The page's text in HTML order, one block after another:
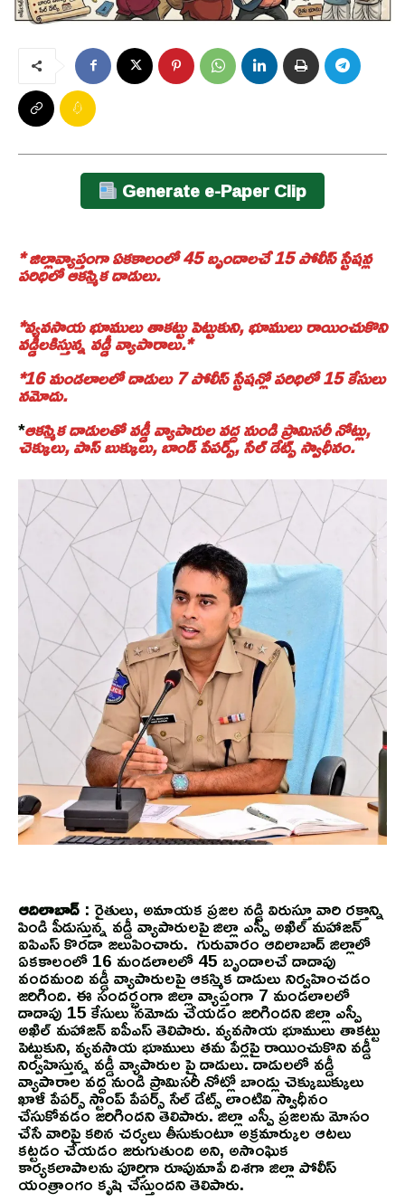
Generate e-Paper Clip
* జిల్లావ్యాప్తంగా ఏకకాలంలో 45 బృందాలచే 15 పోలీస్ స్టేషన్ల
పరిధిలో ఆకస్మిక దాడులు.
*వ్యవసాయ భూములు తాకట్టు పెట్టుకుని, భూములు రాయించుకొని
వడ్డీలకిస్తున్న వడ్డీ వ్యాపారాలు.*
*16 మండలాలలో దాడులు 7 పోలీస్ స్టేషన్లో పరిధిలో 15 కేసులు
నమోదు.
*ఆకస్మిక దాడులతో వడ్డీ వ్యాపారుల వద్ద నుండి ప్రామిసరీ నోట్లు,
చెక్కులు, పాస్ బుక్కులు, బాండ్ పేపర్స్, సేల్ డేట్స్ స్వాధీనం.
ఆదిలాబాద్: రైతులు, అమాయక ప్రజల నడ్డి విరుస్తూ వారి రక్తాన్ని
పిండి పీడుస్తున్న వడ్డీ వ్యాపారులపై జిల్లా ఎస్పీ అఖిల్ మహాజన్
ఐపిఎస్ కొరడా జలుపించారు. గురువారం ఆదిలాబాద్ జిల్లాలో
ఏకకాలంలో 16 మండలాలలో 45 బృందాలచే దాదాపు
వందమంది వడ్డీ వ్యాపారులపై ఆకస్మిక దాడులు నిర్వహించడం
జరిగింది. ఈ సందర్భంగా జిల్లా వ్యాప్తంగా 7 మండలాలలో
దాదాపు 15 కేసులు నమోదు చేయడం జరిగిందని జిల్లా ఎస్పీ
అఖిల్ మహాజన్ ఐపీఎస్ తెలిపారు. వ్యవసాయ భూములు తాకట్టు
పెట్టుకుని, వ్యవసాయ భూములు తమ పేర్లపై రాయించుకొని వడ్డీ
నిర్వహిస్తున్న వడ్డీ వ్యాపారుల పై దాడులు. దాడులలో వడ్డీ
వ్యాపారాల వద్ద నుండి ప్రామిసరీ నోట్లో బాండ్లు చెక్కుబుక్కులు
ఖాళీ పేపర్స్ స్టాంప్ పేపర్స్ సేల్ డేట్స్ లాంటివి స్వాధీనం
చేసుకోవడం జరిగిందని తెలిపారు. జిల్లా ఎస్పీ ప్రజలను మోసం
చేసే వారిపై కఠిన చర్యలు తీసుకుంటూ అక్రమార్కుల ఆటలు
కట్టడం చేయడం జరుగుతుంది అని, అసాంఘిక
కార్యకలాపాలను పూర్తిగా రూపుమాపే దిశగా జిల్లా పోలీస్
యంత్రాంగం కృషి చేస్తుందని తెలిపారు.